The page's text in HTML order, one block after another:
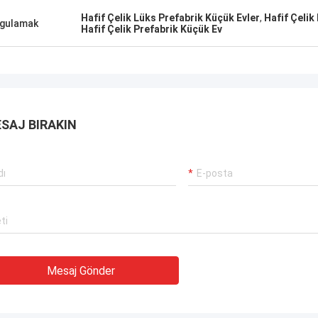
Hafif Çelik Lüks Prefabrik Küçük Evler, Hafif Çelik
Hafif Çelik Prefabrik Küçük Ev
BIRAKIN
Mesaj Gönder